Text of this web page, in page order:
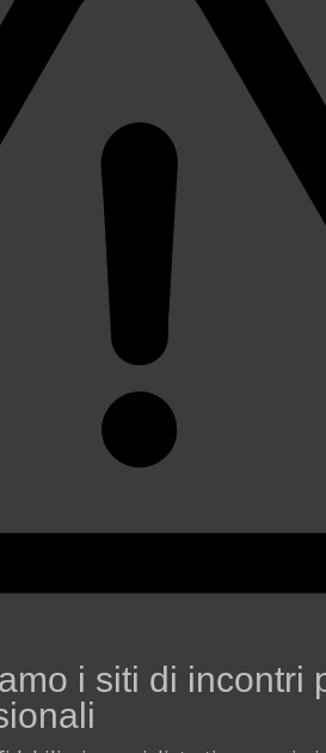
i siti di incontri